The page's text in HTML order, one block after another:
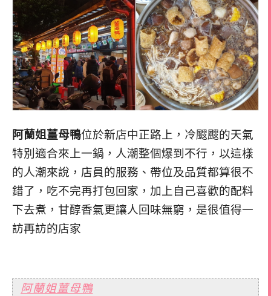
阿蘭姐薑母鴨位於新店中正路上，冷颼颼的天氣
特別適合來上一鍋，人潮整個爆到不行，以這樣
的人潮來說，店員的服務、帶位及品質都算很不
錯了，吃不完再打包回家，加上自己喜歡的配料
下去煮，甘醇香氣更讓人回味無窮，是很值得一
訪再訪的店家
阿蘭姐薑母鴨